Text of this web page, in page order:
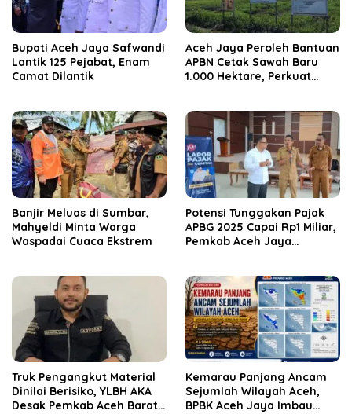
Bupati Aceh Jaya Safwandi
Lantik 125 Pejabat, Enam
Camat Dilantik
Aceh Jaya Peroleh Bantuan
APBN Cetak Sawah Baru
1.000 Hektare, Perkuat
Banjir Meluas di Sumbar,
Mahyeldi Minta Warga
Waspadai Cuaca Ekstrem
Potensi Tunggakan Pajak
APBG 2025 Capai Rp1 Miliar,
Pemkab Aceh Jaya
Truk Pengangkut Material
Dinilai Berisiko, YLBH AKA
Desak Pemkab Aceh Barat
Kemarau Panjang Ancam
Sejumlah Wilayah Aceh,
BPBK Aceh Jaya Imbau